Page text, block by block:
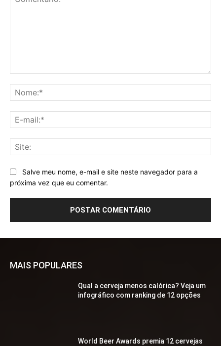
Salve meu nome, e-mail e site neste navegador para a
próxima vez que eu comentar.
MAIS POPULARES
Qual a cerveja menos calórica? Veja um
infográfico com ranking de 12 opções
World Beer Awards premia 12 cervejas